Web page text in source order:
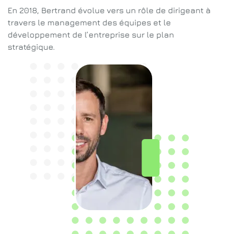
En 2018, Bertrand évolue vers un rôle de dirigeant à
travers le management des équipes et le
développement de l’entreprise sur le plan
stratégique.